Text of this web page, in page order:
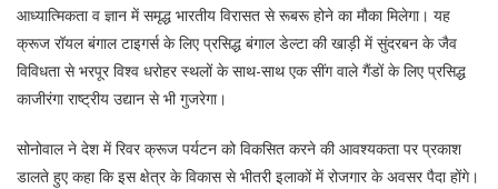
आध्यात्मिकता व ज्ञान में समृद्ध भारतीय विरासत से रूबरू होने का मौका मिलेगा। यह
क्रूज रॉयल बंगाल टाइगर्स के लिए प्रसिद्ध बंगाल डेल्टा की खाड़ी में सुंदरबन के जैव
विविधता से भरपूर विश्व धरोहर स्थलों के साथ-साथ एक सींग वाले गैंडों के लिए प्रसिद्ध
काजीरंगा राष्ट्रीय उद्यान से भी गुजरेगा।
सोनोवाल ने देश में रिवर क्रूज पर्यटन को विकसित करने की आवश्यकता पर प्रकाश
डालते हुए कहा कि इस क्षेत्र के विकास से भीतरी इलाकों में रोजगार के अवसर पैदा होंगे।